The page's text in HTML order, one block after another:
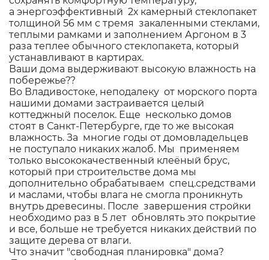
а энергоэффективный 2х камерный стеклопакет
толщиной 56 мм с тремя закаленными стеклами,
теплыми рамками и заполнением Аргоном в 3
раза теплее обычного стеклопакета, который
устанавливают в картирах.
Ваши дома выдерживают высокую влажность на
побережье??
Во Владивостоке, неподалеку от морского порта
нашими домами застраивается целый
коттеджный поселок. Еще несколько домов
стоят в Санкт-Петербурге, где то же высокая
влажность. За многие годы от домовладельцев
не поступало никаких жалоб. Мы применяем
только высококачественный клеёный брус,
который при строительстве дома мы
дополнительно обрабатываем спец.средствами
и маслами, чтобы влага не смогла проникнуть
внутрь древесины. После завершения стройки
необходимо раз в 5 лет обновлять это покрытие
и все, больше не требуется никаких действий по
защите дерева от влаги.
Что значит "свободная планировка" дома?